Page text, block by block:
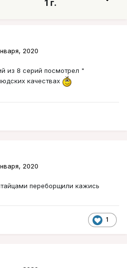
1 г.
2020
из 8 серий посмотрел "
качествах
2020
переборщили кажись
1